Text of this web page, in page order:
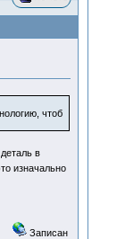
чтоб
в
изначально
Записан